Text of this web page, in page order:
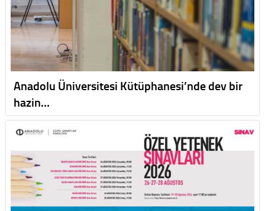
Anadolu Üniversitesi Kütüphanesi’nde dev bir
hazin…